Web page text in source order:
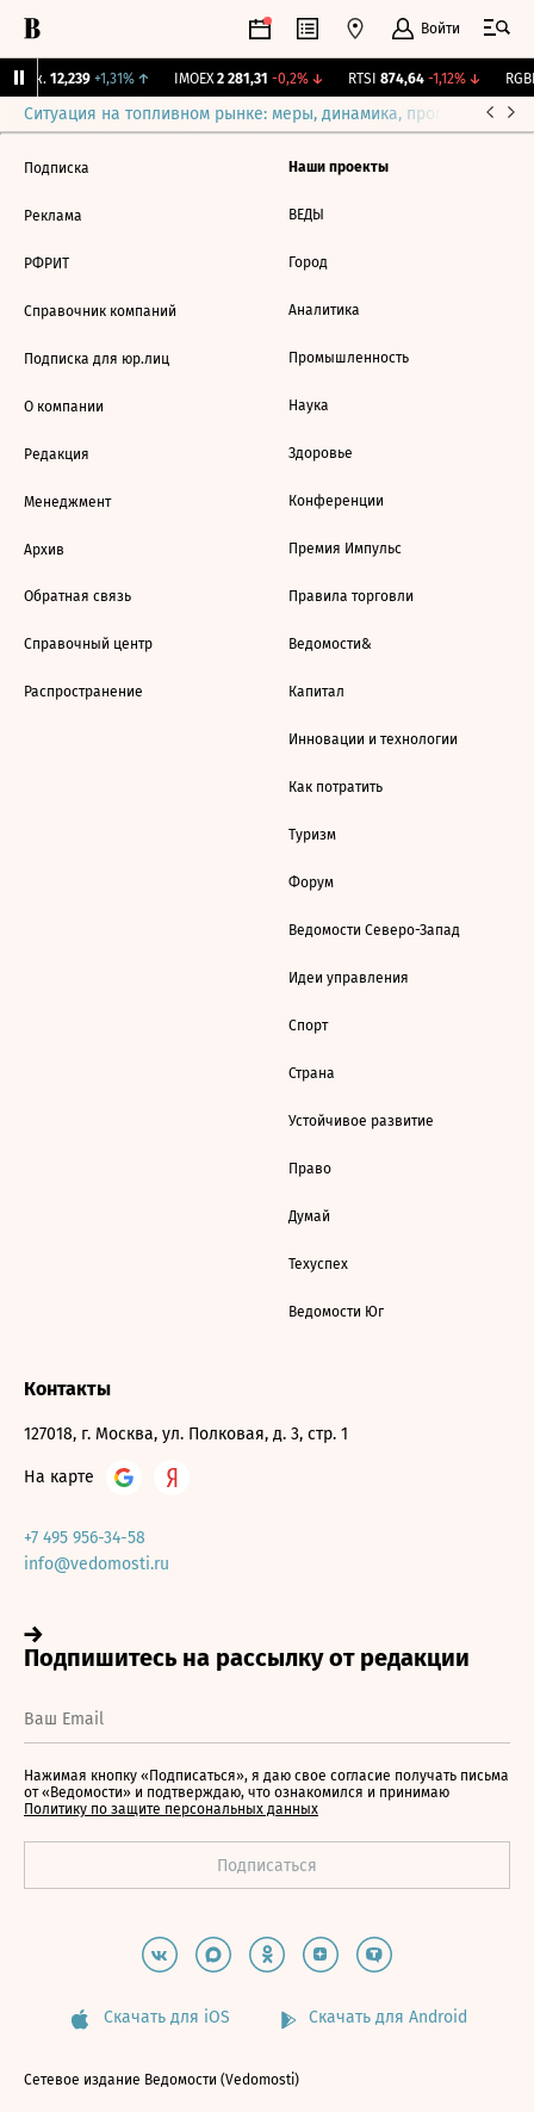
Войти
Бирж. 12,239 +1,31%↑ IMOEX 2 281,31 -0,2%↓ RTSI 874,64 -1,12%↓ RGBI
Ситуация на топливном рынке: меры, динамика, прогнозы
Подписка
Реклама
РФРИТ
Справочник компаний
Подписка для юр.лиц
О компании
Редакция
Менеджмент
Архив
Обратная связь
Справочный центр
Распространение
Наши проекты
ВЕДЫ
Город
Аналитика
Промышленность
Наука
Здоровье
Конференции
Премия Импульс
Правила торговли
Ведомости&
Капитал
Инновации и технологии
Как потратить
Туризм
Форум
Ведомости Северо-Запад
Идеи управления
Спорт
Страна
Устойчивое развитие
Право
Думай
Техуспех
Ведомости Юг
Контакты
127018, г. Москва, ул. Полковая, д. 3, стр. 1
На карте
+7 495 956-34-58
info@vedomosti.ru
Нажимая кнопку «Подписаться», я даю свое согласие получать письма
от «Ведомости» и подтверждаю, что ознакомился и принимаю
Политику по защите персональных данных
Скачать для iOS Скачать для Android
Сетевое издание Ведомости (Vedomosti)